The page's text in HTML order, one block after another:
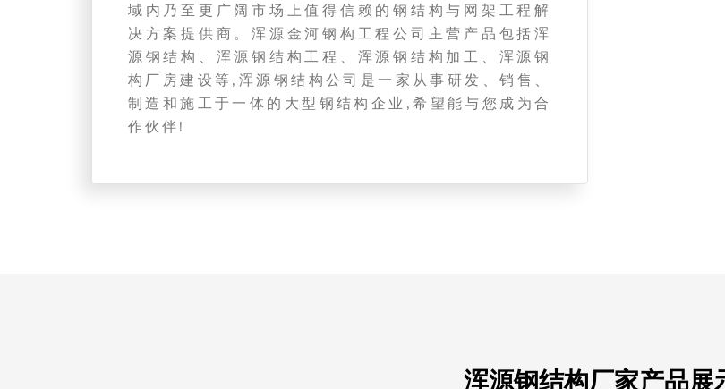
域内乃至更广阔市场上值得信赖的钢结构与网架工程解
决方案提供商。浑源金河钢构工程公司主营产品包括浑
源钢结构、浑源钢结构工程、浑源钢结构加工、浑源钢
构厂房建设等,浑源钢结构公司是一家从事研发、销售、
制造和施工于一体的大型钢结构企业,希望能与您成为合
作伙伴!
浑源钢结构厂家产品展